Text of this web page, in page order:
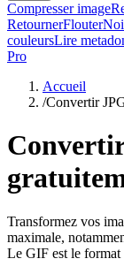
Compresser image
RetournerFlouter
couleursLire
Pro
Accueil
/Convertir
Transformez vos
maximale,
Le GIF est le format